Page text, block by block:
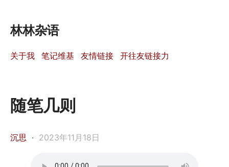
林林杂语
关于我 笔记维基 友情链接 开往友链接力
随笔几则
沉思 · 2023年11月18日